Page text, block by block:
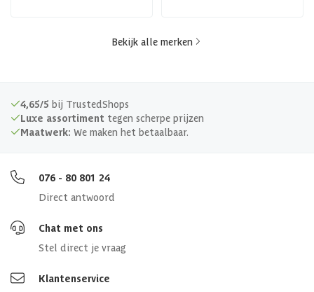
Bekijk alle merken
4,65/5 bij TrustedShops
Luxe assortiment tegen scherpe prijzen
Maatwerk: We maken het betaalbaar.
076 - 80 801 24
Direct antwoord
Chat met ons
Stel direct je vraag
Klantenservice